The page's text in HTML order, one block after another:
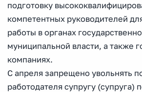
подготовку
компетентных руководителей
работы в органах
муниципальной власти, а также
компаниях.
С апреля запрещено увольнять
работодателя супругу (супруга)